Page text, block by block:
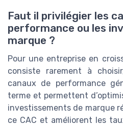
Faut il privilégier les
performance ou les
marque ?
Pour une entreprise en
consiste rarement à
canaux de performance
terme et permettent
investissements de marque
ce CAC et améliorent les